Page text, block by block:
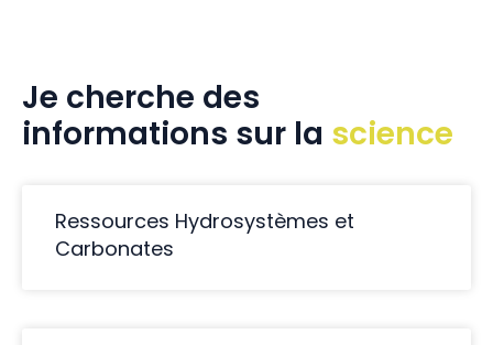
Je cherche des
informations sur la science
Ressources Hydrosystèmes et
Carbonates